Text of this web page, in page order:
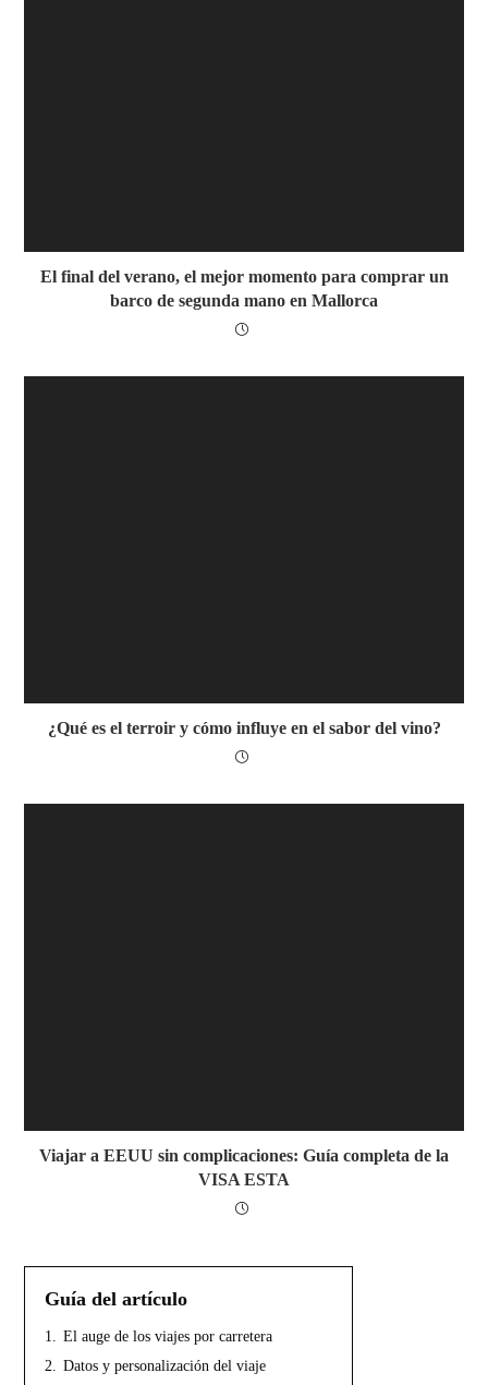
El final del verano, el mejor momento para comprar un
barco de segunda mano en Mallorca
¿Qué es el terroir y cómo influye en el sabor del vino?
Viajar a EEUU sin complicaciones: Guía completa de la
VISA ESTA
Guía del artículo
1. El auge de los viajes por carretera
2. Datos y personalización del viaje